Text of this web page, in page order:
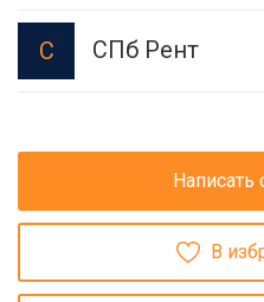
С СПб Рент
В